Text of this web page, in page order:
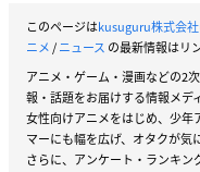
このページはkusuguru株式会社
ニメ/ニュース の最新情報はリ
アニメ・ゲーム・漫画などの2
報・話題をお届けする情報メデ
女性向けアニメをはじめ、少年
マーにも幅を広げ、オタクが気
さらに、アンケート・ランキ